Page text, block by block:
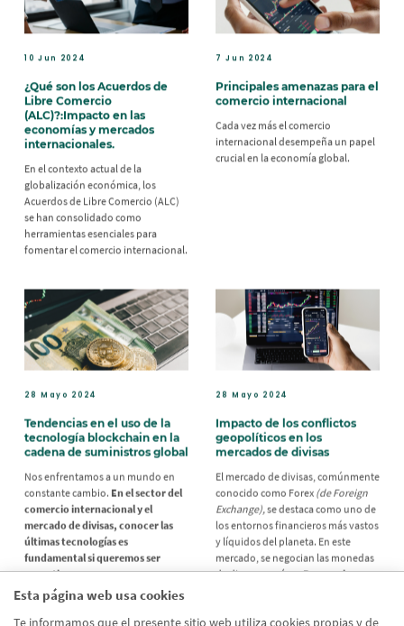
Esta página web usa cookies
Te informamos que el presente sitio web utiliza cookies propias y de
10 Jun 2024
¿Qué son los Acuerdos de
Libre Comercio
(ALC)?:Impacto en las
economías y mercados
internacionales.
En el contexto actual de la
globalización económica, los
Acuerdos de Libre Comercio (ALC)
se han consolidado como
herramientas esenciales para
fomentar el comercio internacional.
7 Jun 2024
Principales amenazas para el
comercio internacional
Cada vez más el comercio
internacional desempeña un papel
crucial en la economía global.
28 Mayo 2024
Tendencias en el uso de la
tecnología blockchain en la
cadena de suministros global
Nos enfrentamos a un mundo en
constante cambio. En el sector del
comercio internacional y el
mercado de divisas, conocer las
últimas tecnologías es
fundamental si queremos ser
operativos.
28 Mayo 2024
Impacto de los conflictos
geopolíticos en los
mercados de divisas
El mercado de divisas, comúnmente
conocido como Forex (de Foreign
Exchange), se destaca como uno de
los entornos financieros más vastos
y líquidos del planeta. En este
mercado, se negocian las monedas
de diversos países.Proporciona a
de una moneda en relación con